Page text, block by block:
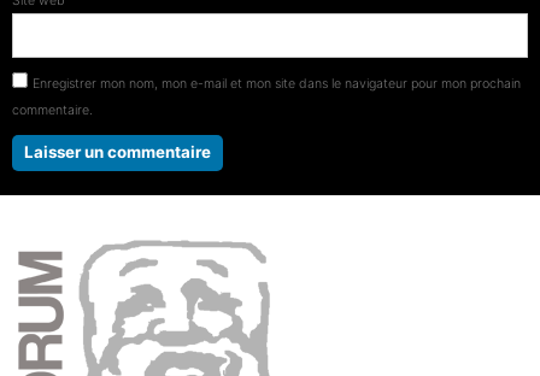
Enregistrer mon nom, mon e-mail et mon site dans le navigateur pour mon prochain
commentaire.